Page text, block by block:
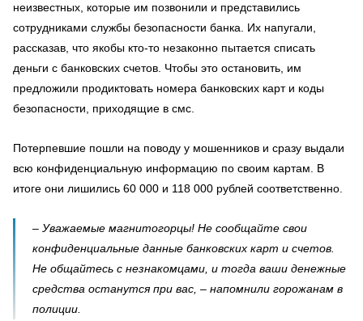
неизвестных, которые им позвонили и представились
сотрудниками службы безопасности банка. Их напугали,
рассказав, что якобы кто-то незаконно пытается списать
деньги с банковских счетов. Чтобы это остановить, им
предложили продиктовать номера банковских карт и коды
безопасности, приходящие в смс.
Потерпевшие пошли на поводу у мошенников и сразу выдали
всю конфиденциальную информацию по своим картам. В
итоге они лишились 60 000 и 118 000 рублей соответственно.
– Уважаемые магнитогорцы! Не сообщайте свои
конфиденциальные данные банковских карт и счетов.
Не общайтесь с незнакомцами, и тогда ваши денежные
средства останутся при вас, – напомнили горожанам в
полиции.